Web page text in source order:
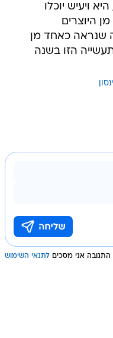
ויעיש יוכלו
היוצרים
שנראה כאחד מן
הזו בשנה
אני מסכים לתנאי השימוש